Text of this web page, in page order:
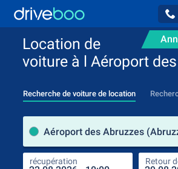
Location de
voiture à l Aéroport
Recherche de voiture de location
Aéroport des Abruzzes
récupération Retour